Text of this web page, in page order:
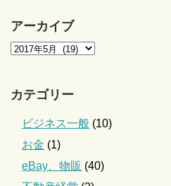
アーカイブ
カテゴリー
ビジネス一般 (10)
お金 (1)
eBay、物販 (40)